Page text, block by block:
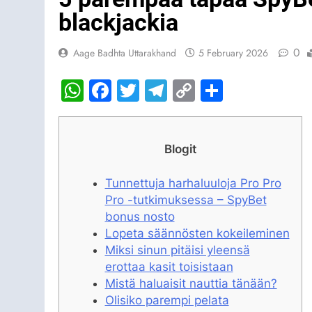
blackjackia
Aage Badhta Uttarakhand 5 February 2026 0
WhatsApp
Facebook
Twitter
Telegram
Copy
Link
Blogit
Tunnettuja harhaluuloja Pro Pro
Pro -tutkimuksessa – SpyBet
bonus nosto
Lopeta säännösten kokeileminen
Miksi sinun pitäisi yleensä
erottaa kasit toisistaan
Mistä haluaisit nauttia tänään?
Olisiko parempi pelata